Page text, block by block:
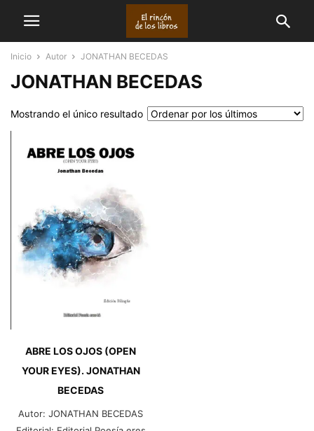
Inicio Autor JONATHAN BECEDAS
JONATHAN BECEDAS
Mostrando el único resultado
ABRE LOS OJOS (OPEN
YOUR EYES). JONATHAN
BECEDAS
Autor: JONATHAN BECEDAS